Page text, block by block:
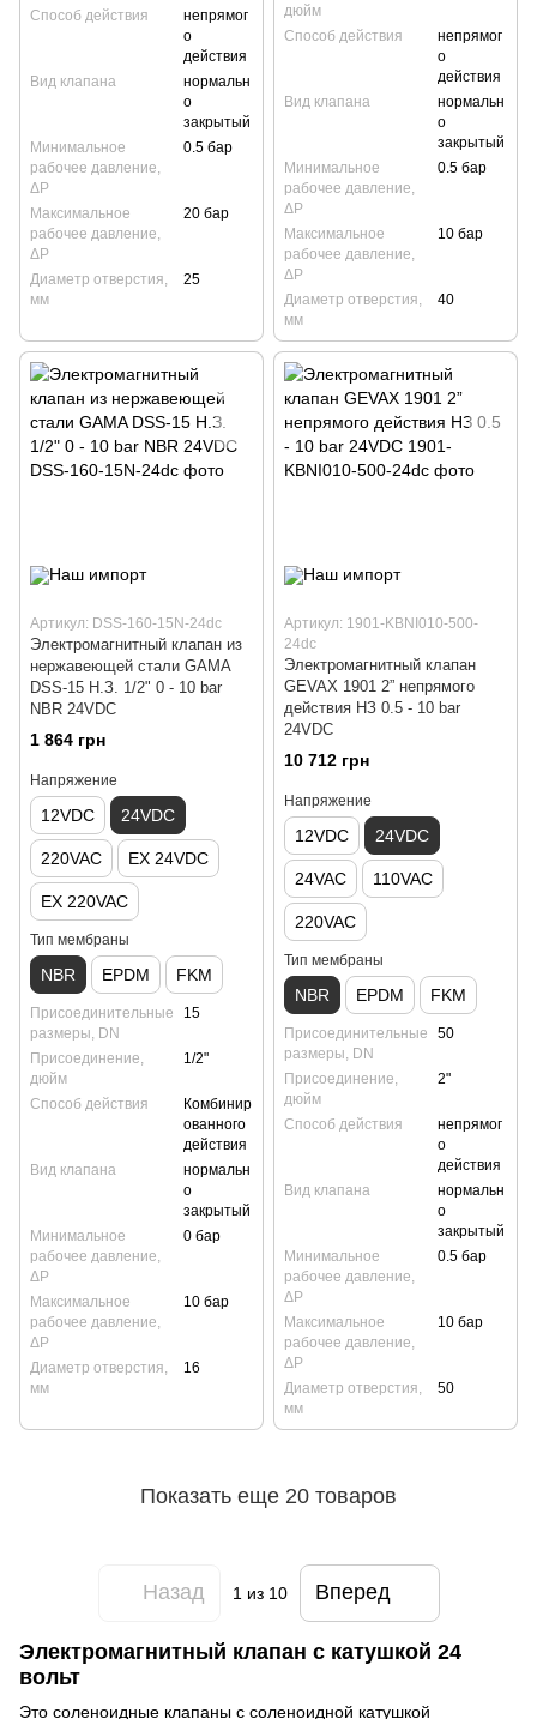
Способ действия
непрямог
о
действия
Вид клапана
нормальн
о
закрытый
Минимальное
рабочее давление,
ΔP
0.5 бар
Максимальное
рабочее давление,
ΔP
20 бар
Диаметр отверстия,
мм
25
дюйм
Способ действия
непрямог
о
действия
Вид клапана
нормальн
о
закрытый
Минимальное
рабочее давление,
ΔP
0.5 бар
Максимальное
рабочее давление,
ΔP
10 бар
Диаметр отверстия,
мм
40
Артикул: DSS-160-15N-24dc
Электромагнитный клапан из
нержавеющей стали GAMA
DSS-15 Н.З. 1/2" 0 - 10 bar
NBR 24VDC
1 864 грн
Напряжение
12VDC 24VDC
220VAC EX 24VDC
EX 220VAC
Тип мембраны
NBR EPDM FKM
Присоединительные
размеры, DN
15
Присоединение,
дюйм
1/2"
Способ действия
Комбинир
ованного
действия
Вид клапана
нормальн
о
закрытый
Минимальное
рабочее давление,
ΔP
0 бар
Максимальное
рабочее давление,
ΔP
10 бар
Диаметр отверстия,
мм
16
Артикул: 1901-KBNI010-500-
24dc
Электромагнитный клапан
GEVAX 1901 2” непрямого
действия НЗ 0.5 - 10 bar
24VDC
10 712 грн
Напряжение
12VDC 24VDC
24VAC 110VAC
220VAC
Тип мембраны
NBR EPDM FKM
Присоединительные
размеры, DN
50
Присоединение,
дюйм
2"
Способ действия
непрямог
о
действия
Вид клапана
нормальн
о
закрытый
Минимальное
рабочее давление,
ΔP
0.5 бар
Максимальное
рабочее давление,
ΔP
10 бар
Диаметр отверстия,
мм
50
Показать еще 20 товаров
Назад 1 из 10 Вперед
Электромагнитный клапан с катушкой 24
вольт
Это соленоидные клапаны с соленоидной катушкой